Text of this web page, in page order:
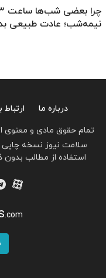
نیمه‌شب؛ عادت طبیعی
درباره ما ارتباط
تمام حقوق مادی و معنوی
سلامت نیوز نسخه چاپی
استفاده از مطالب بدون
.com